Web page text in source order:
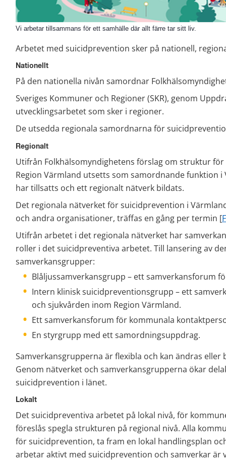
Vi arbetar tillsammans för ett samhälle där allt färre tar sitt liv.
Arbetet med suicidprevention sker på nationell,
Nationellt
På den nationella nivån samordnar
Sveriges Kommuner och Regioner (SKR), genom
utvecklingsarbetet som sker i regioner.
De utsedda regionala samordnarna för
Regionalt
Utifrån Folkhälsomyndighetens förslag om struktur
Region Värmland utsetts som samordnande funktion
har tillsatts och ett regionalt nätverk bildats.
Det regionala nätverket för suicidprevention i
och andra organisationer, träffas en gång per termin [
Utifrån arbetet i det regionala nätverket har
roller i det suicidpreventiva arbetet. Till lansering av
samverkansgrupper:
Blåljussamverkansgrupp – ett samverkansforum
Intern klinisk suicidpreventionsgrupp – ett
och sjukvården inom Region Värmland.
Ett samverkansforum för kommunala
En styrgrupp med ett samordningsuppdrag.
Samverkansgrupperna är flexibla och kan ändras eller
Genom nätverket och samverkansgrupperna ökar
suicidprevention i länet.
Lokalt
Det suicidpreventiva arbetet på lokal nivå, för
föreslås spegla strukturen på regional nivå. Alla
för suicidprevention, ta fram en lokal handlingsplan
arbetar aktivt med suicidprevention och samverkar är